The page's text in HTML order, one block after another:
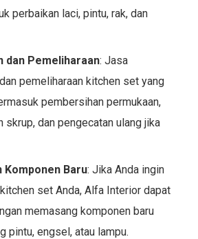
perbaikan laci, pintu, rak, dan
dan Pemeliharaan: Jasa
pemeliharaan kitchen set yang
pembersihan permukaan,
skrup, dan pengecatan ulang jika
Komponen Baru: Jika Anda ingin
set Anda, Alfa Interior dapat
memasang komponen baru
pintu, engsel, atau lampu.